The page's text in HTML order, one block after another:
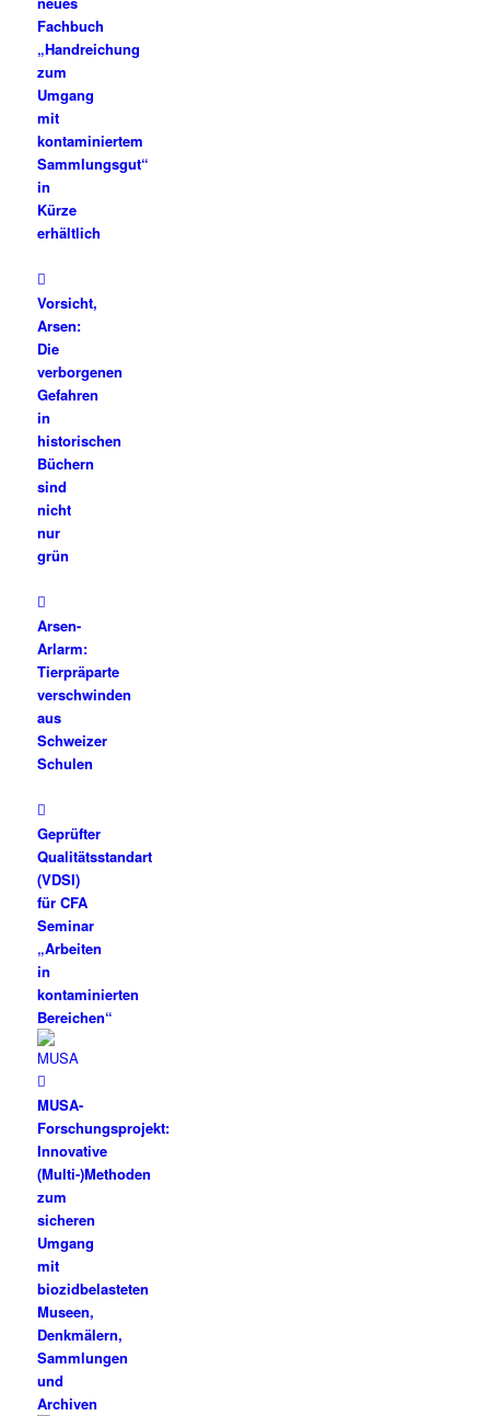
Fachbuch
„Handreichung
zum
Umgang
mit
kontaminiertem
Sammlungsgut“
in
Kürze
erhältlich
Vorsicht,
Arsen:
Die
verborgenen
Gefahren
in
historischen
Büchern
sind
nicht
nur
grün
Arsen-
Arlarm:
Tierpräparte
verschwinden
aus
Schweizer
Schulen
Geprüfter
Qualitätsstandart
(VDSI)
für CFA
Seminar
„Arbeiten
in
kontaminierten
Bereichen“
MUSA-
Forschungsprojekt:
Innovative
(Multi-)Methoden
zum
sicheren
Umgang
mit
biozidbelasteten
Museen,
Denkmälern,
Sammlungen
und
Archiven